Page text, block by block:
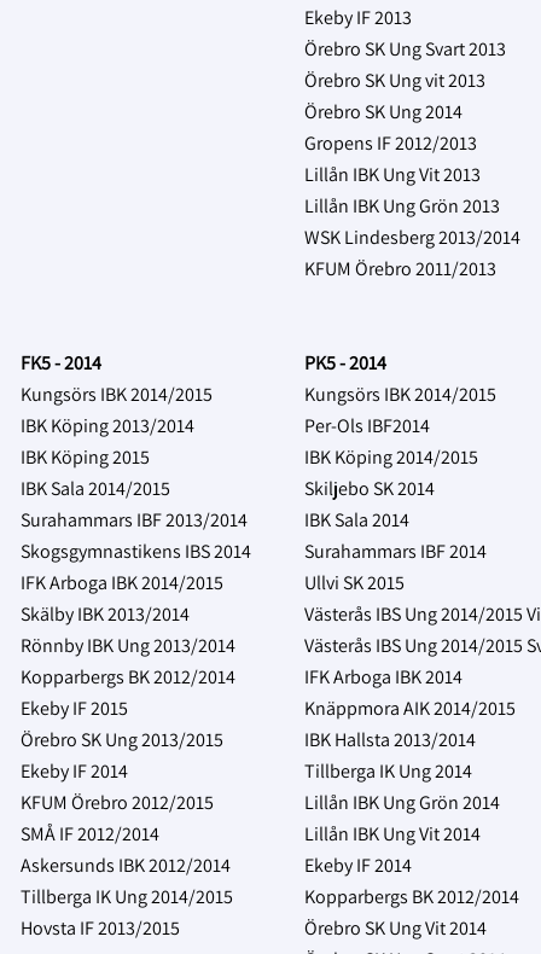
Ekeby IF 2013
Örebro SK Ung Svart 2013
Örebro SK Ung vit 2013
Örebro SK Ung 2014
Gropens IF 2012/2013
Lillån IBK Ung Vit2013
Lillån IBK Ung Grön2013
WSK Lindesberg 2013/2014
KFUM Örebro 2011/2013
FK5 - 2014
PK5 - 2014
Kungsörs IBK 2014/2015
Kungsörs IBK 2014/2015
IBK Köping 2013/2014
Per-Ols IBF2014
IBK Köping 2015
IBK Köping 2014/2015
IBK Sala 2014/2015
Skiljebo SK 2014
Surahammars IBF 2013/2014
IBK Sala 2014
Skogsgymnastikens IBS 2014
Surahammars IBF 2014
IFK Arboga IBK 2014/2015
Ullvi SK 2015
Skälby IBK 2013/2014
Västerås IBS Ung 2014/2015
Rönnby IBK Ung 2013/2014
Västerås IBS Ung 2014/2015
Kopparbergs BK 2012/2014
IFK Arboga IBK 2014
Ekeby IF 2015
Knäppmora AIK 2014/2015
Örebro SK Ung 2013/2015
IBK Hallsta 2013/2014
Ekeby IF 2014
Tillberga IK Ung 2014
KFUM Örebro 2012/2015
Lillån IBK Ung Grön 2014
SMÅ IF 2012/2014
Lillån IBK Ung Vit 2014
Askersunds IBK 2012/2014
Ekeby IF 2014
Tillberga IK Ung 2014/2015
Kopparbergs BK 2012/2014
Hovsta IF 2013/2015
Örebro SK Ung Vit 2014